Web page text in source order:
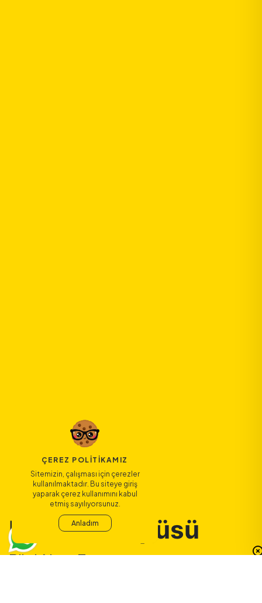
Kartal Kampüsü
Bilgi Alma Formu
ÇEREZ POLITIKAMIZ
Sitemizin, çalışması için çerezler
kullanılmaktadır. Bu siteye giriş
yaparak çerez kullanımını kabul
etmiş sayılıyorsunuz.
Anladım